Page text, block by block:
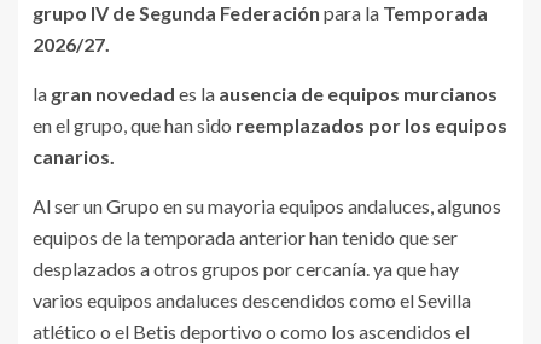
grupo IV de Segunda Federación para la Temporada
2026/27.
la gran novedad es la ausencia de equipos murcianos
en el grupo, que han sido reemplazados por los equipos
canarios.
Al ser un Grupo en su mayoria equipos andaluces, algunos
equipos de la temporada anterior han tenido que ser
desplazados a otros grupos por cercanía. ya que hay
varios equipos andaluces descendidos como el Sevilla
atlético o el Betis deportivo o como los ascendidos el